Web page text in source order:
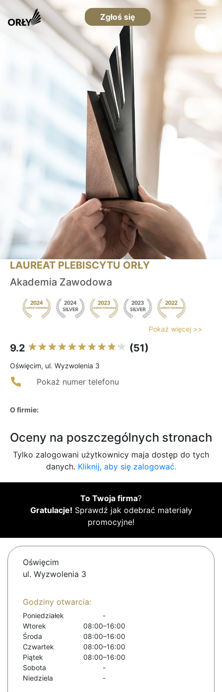
Zgłoś się
LAUREAT PLEBISCYTU ORŁY
Akademia Zawodowa
Pokaż więcej >>
9.2 (51)
Oświęcim, ul. Wyzwolenia 3
Pokaż numer telefonu
O firmie:
Oceny na poszczególnych stronach
Tylko zalogowani użytkownicy maja dostęp do tych
danych. Kliknij, aby się zalogować.
To Twoja firma?
Gratulacje! Sprawdź jak odebrać materiały
promocyjne!
Oświęcim
ul. Wyzwolenia 3
Godziny otwarcia:
Poniedziałek
-
Wtorek
08:00–16:00
Środa
08:00–16:00
Czwartek
08:00–16:00
Piątek
08:00–16:00
Sobota
-
Niedziela
-